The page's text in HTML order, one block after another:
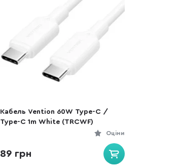
Кабель Vention 60W Type-C /
Type-C 1m White (TRCWF)
Оціни
89 грн